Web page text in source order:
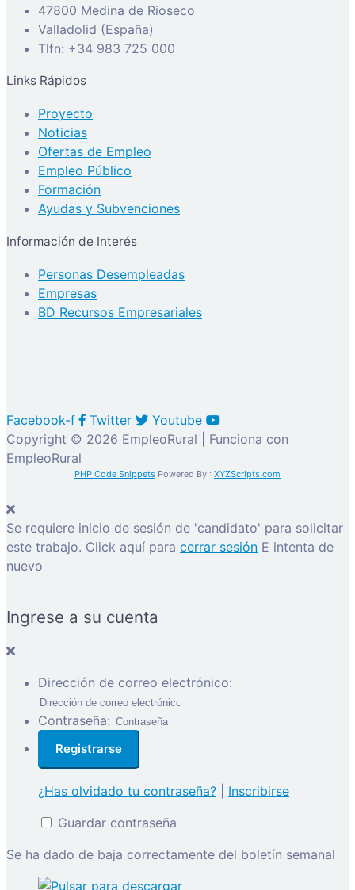
47800 Medina de Rioseco
Valladolid (España)
Tlfn: +34 983 725 000
Links Rápidos
Proyecto
Noticias
Ofertas de Empleo
Empleo Público
Formación
Ayudas y Subvenciones
Información de Interés
Personas Desempleadas
Empresas
BD Recursos Empresariales
Facebook-f Twitter
Youtube
Copyright © 2026 EmpleoRural | Funciona con
EmpleoRural
PHP Code Snippets Powered By : XYZScripts.com
Se requiere inicio de sesión de 'candidato' para solicitar
este trabajo. Click aquí para cerrar sesión E intenta de
nuevo
Ingrese a su cuenta
Dirección de correo electrónico:
Contraseña:
¿Has olvidado tu contraseña?
Inscribirse
Guardar contraseña
Se ha dado de baja correctamente del boletín semanal